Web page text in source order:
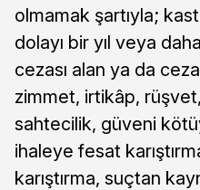
olmamak şartıyla;
dolayı bir yıl veya
cezası alan ya da
zimmet, irtikâp, rüşvet,
sahtecilik, güveni
ihaleye fesat
karıştırma, suçtan